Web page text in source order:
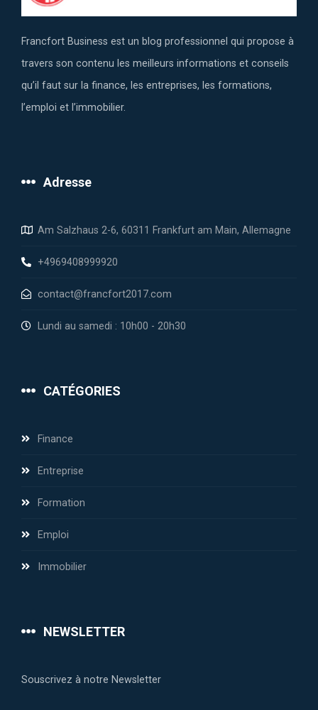
Francfort Business est un blog professionnel qui propose à
travers son contenu les meilleurs informations et conseils
qu’il faut sur la finance, les entreprises, les formations,
l’emploi et l’immobilier.
Adresse
Am Salzhaus 2-6, 60311 Frankfurt am Main, Allemagne
+4969408999920
contact@francfort2017.com
Lundi au samedi : 10h00 - 20h30
CATÉGORIES
Finance
Entreprise
Formation
Emploi
Immobilier
NEWSLETTER
Souscrivez à notre Newsletter